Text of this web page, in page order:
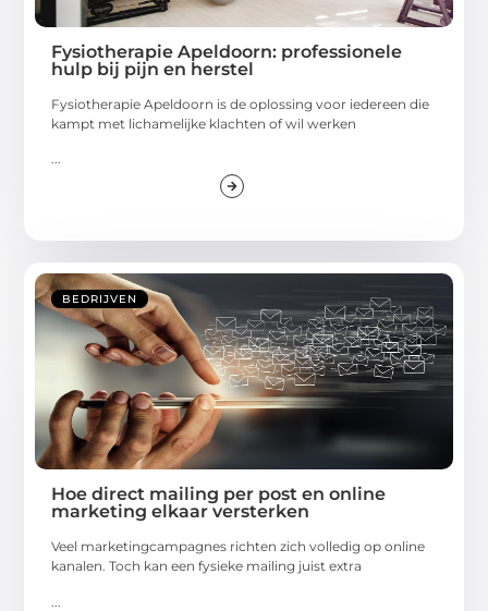
Fysiotherapie Apeldoorn: professionele
hulp bij pijn en herstel
Fysiotherapie Apeldoorn is de oplossing voor iedereen die
kampt met lichamelijke klachten of wil werken
...
BEDRIJVEN
Hoe direct mailing per post en online
marketing elkaar versterken
Veel marketingcampagnes richten zich volledig op online
kanalen. Toch kan een fysieke mailing juist extra